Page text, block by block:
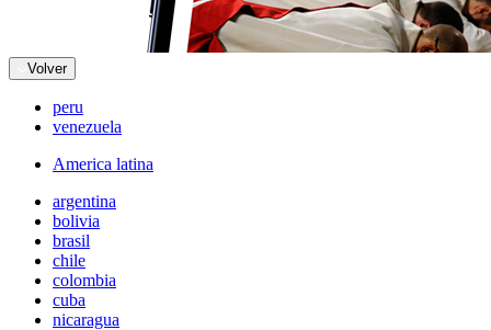
Volver
peru
venezuela
America latina
argentina
bolivia
brasil
chile
colombia
cuba
nicaragua